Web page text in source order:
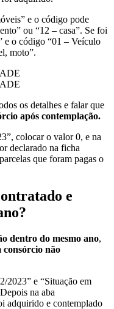
e o código pode
ou “12 – casa”. Se foi
e o código “01 – Veículo
moto”.
os detalhes e falar que
após contemplação.
colocar o valor 0, e na
declarado na ficha
que foram pagas o
e
dentro do mesmo ano,
consórcio não
2023” e “Situação em
na aba
adquirido e contemplado